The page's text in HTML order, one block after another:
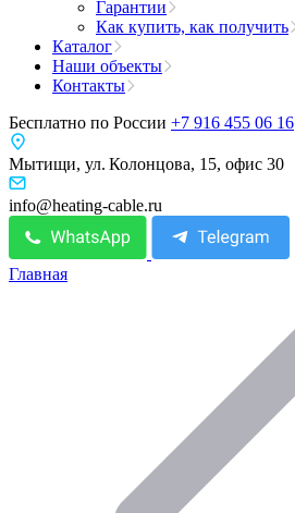
Гарантии
Как купить, как получить
Каталог
Наши объекты
Контакты
Бесплатно по России +7 916 455 06 16
Мытищи, ул. Колонцова, 15, офис 30
info@heating-cable.ru
Главная